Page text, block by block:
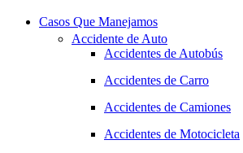
Casos Que Manejamos
Accidente de Auto
Accidentes de Autobús
Accidentes de Carro
Accidentes de Camiones
Accidentes de Motocicleta